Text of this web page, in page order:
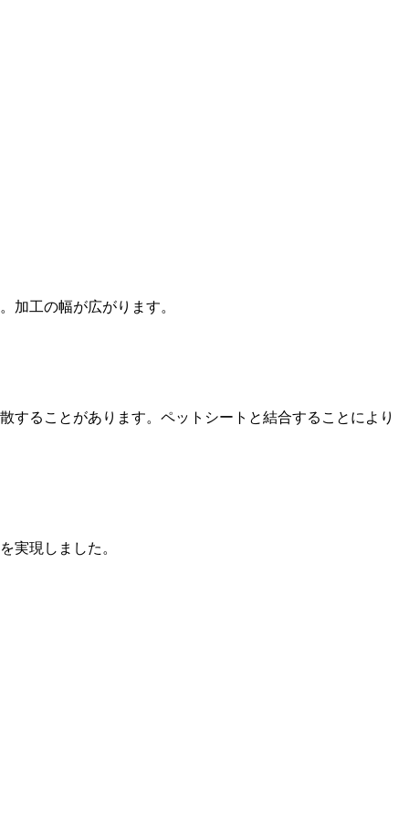
加工の幅が広がります。
することがあります。ペットシートと結合することにより
実現しました。